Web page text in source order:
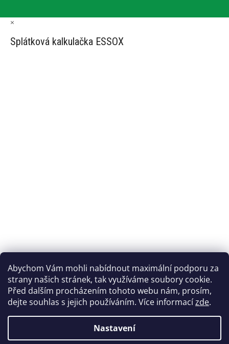
Abychom Vám mohli nabídnout maximální podporu za
strany našich stránek, tak využíváme soubory cookie.
Před dalším procházením tohoto webu nám, prosím,
dejte souhlas s jejich používáním. Více informacízde.
Nastavení
×
Splátková kalkulačka ESSOX